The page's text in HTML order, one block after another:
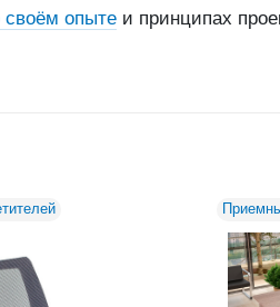
своём опыте и принципах